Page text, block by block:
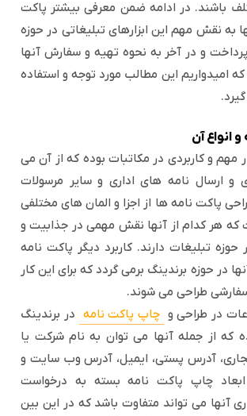
باشند. در ادامه ضمن معرفی بیشتر پاکت
به نقش مهم این ابزارهای تبلیغاتی در حوزه
و در آخر به نحوه تهیه و سفارش آنها
امیدواریم این مطالب مورد توجه و استفاده
انواع آن
مهم و کاربردی در مکاتبات بوده که از آن می
و ارسال نامه های اداری و سایر مرسولات
پاکت نامه ها از اجزا و المان های مختلفی
که هر کدام از آنها نقش مهمی در جذابیت و
حوزه تبلیغات دارند. کاربرد دیگر پاکت نامه
در حوزه برندینگ برمی گردد که برای این کار
طراحی می شوند.
در طراحی و چاپ پاکت نامه در برندینگ
که از جمله آنها می توان به نام شرکت یا
تجاری، آدرس پستی، ایمیل، آدرس وب سایت و
ابعاد چاپ پاکت نامه بسته به درخواست
آنها می تواند متفاوت باشد که در این بین